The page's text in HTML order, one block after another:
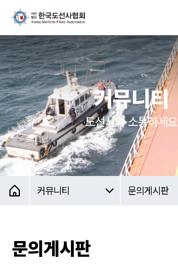
커뮤니티
도선사와 소통하세요
커뮤니티 문의게시판
문의게시판